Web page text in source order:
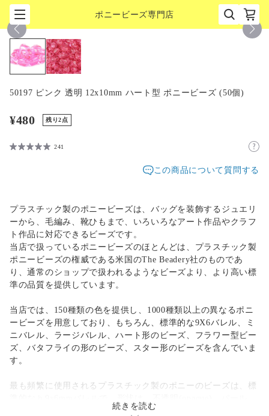
ポニービーズ専門店 1/2
50197 ピンク 透明 12x10mm ハート型 ポニービーズ (50個)
¥480 残り2点
241
この商品について質問する
プラスチック製のポニービーズは、バッグを装飾するジュエリ
ーから、毛編み、靴ひもまで、いろいろなアート作品やクラフ
ト作品に対応できるビーズです。
当店で扱っているポニービーズのほとんどは、プラスチック製
ポニービーズの権威である米国のThe Beadery社のものであ
り、通常のショップで扱われるようなビーズより、より高い標
準の品質を提供しています。
当店では、150種類の色を提供し、1000種類以上の異なるポニ
ービーズを用意しており、もちろん、標準的な9X6バレル、ミ
ニバレル、ラージバレル、ハート形のビーズ、フラワー型ビー
ズ、バタフライの形のビーズ、スター形のビーズを含んでいま
す。
最も頻繁に使用されるプラスチック製のポニーのビーズは、標
閃光(sparkle)、ネオンブライト、透明、マット(matte)など、 9
続きを読む